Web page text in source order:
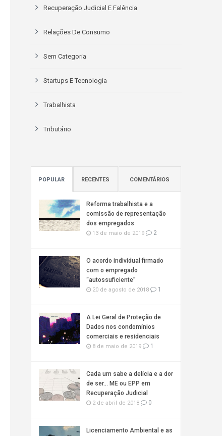
Recuperação Judicial E Falência
Relações De Consumo
Sem Categoria
Startups E Tecnologia
Trabalhista
Tributário
POPULAR RECENTES COMENTÁRIOS
Reforma trabalhista e a
comissão de representação
dos empregados
13 de maio de 2019 2
O acordo individual firmado
com o empregado
“autossuficiente”
20 de agosto de 2018 1
A Lei Geral de Proteção de
Dados nos condomínios
comerciais e residenciais
8 de maio de 2019 1
Cada um sabe a delícia e a dor
de ser… ME ou EPP em
Recuperação Judicial
2 de abril de 2018 0
Licenciamento Ambiental e as